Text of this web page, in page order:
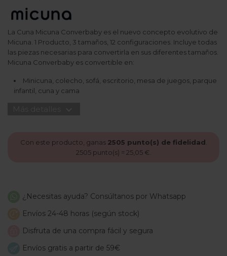
La Cuna Micuna Converbaby es el nuevo concepto evolutivo de
Micuna. 1 Producto, 3 tamaños, 12 configuraciones. Incluye todas
las piezas necesarias para convertirla en sus diferentes tamaños.
Micuna Converbaby es convertible en:
Minicuna, colecho, sofá, escritorio, mesa de juegos, parque
infantil, cuna y cama
Con este producto, ganas 2505 punto(s) de fidelidad
2505punto(s) = 25,05 €
¿Necesitas ayuda? Consúltanos por Whatsapp
Envíos 24-48 horas (según stock)
Disfruta de una compra fácil y segura
Envíos gratis a partir de 59€